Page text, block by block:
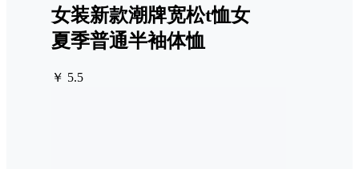
女装新款潮牌宽松t恤女
夏季普通半袖体恤
￥ 5.5